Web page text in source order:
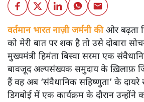
वर्तमान भारत नाज़ी जर्मनी कीओर बढ़ता
को मेरी बात पर शक है तो उसे दोबारा
मुख्यमंत्री हिमंता बिस्वा सरमा एक
बावजूद अल्पसंख्यक समुदाय के ख़िलाफ़
हैं वह अब ‘संवैधानिक सहिष्णुता’ के दायरे
डिगबोई में एक कार्यक्रम के दौरान